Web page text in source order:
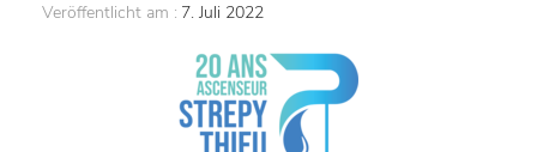
Veröffentlicht am : 7. Juli 2022